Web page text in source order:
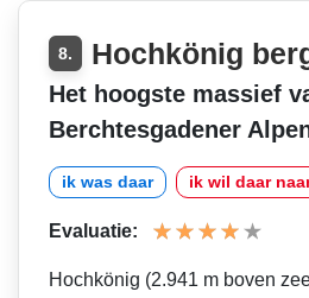
8. Hochkönig
Het hoogste massief
Berchtesgadener
ik was daar ik wil daar
Evaluatie:
Hochkönig (2.941 m boven